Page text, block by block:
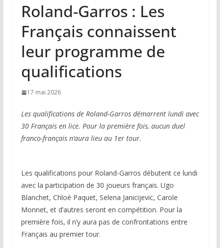
Roland-Garros : Les
Français connaissent
leur programme de
qualifications
17 mai 2026
Les qualifications de Roland-Garros démarrent lundi avec
30 Français en lice. Pour la première fois, aucun duel
franco-français n’aura lieu au 1er tour.
Les qualifications pour Roland-Garros débutent ce lundi
avec la participation de 30 joueurs français. Ugo
Blanchet, Chloé Paquet, Selena Janicijevic, Carole
Monnet, et d’autres seront en compétition. Pour la
première fois, il n’y aura pas de confrontations entre
Français au premier tour.